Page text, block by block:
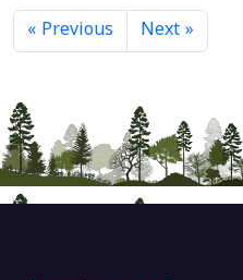
« Previous Next »